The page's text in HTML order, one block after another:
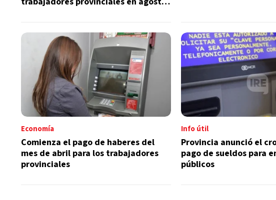
Economía
Comienza el pago de haberes del
mes de abril para los trabajadores
provinciales
Info útil
Provincia anunció el
pago de sueldos para
públicos